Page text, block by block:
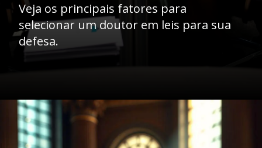
Veja os principais fatores para
selecionar um doutor em leis para sua
defesa.
Opening https://ademilsoncs.adv.br/